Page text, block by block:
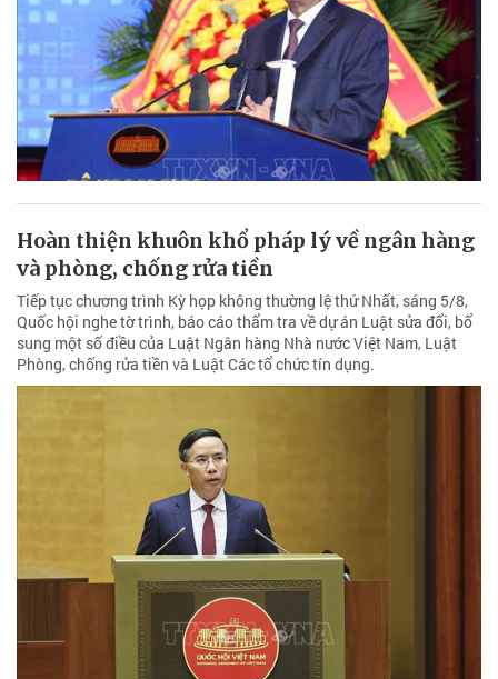
Hoàn thiện khuôn khổ pháp lý về ngân hàng
và phòng, chống rửa tiền
Tiếp tục chương trình Kỳ họp không thường lệ thứ Nhất, sáng 5/8,
Quốc hội nghe tờ trình, báo cáo thẩm tra về dự án Luật sửa đổi, bổ
sung một số điều của Luật Ngân hàng Nhà nước Việt Nam, Luật
Phòng, chống rửa tiền và Luật Các tổ chức tín dụng.